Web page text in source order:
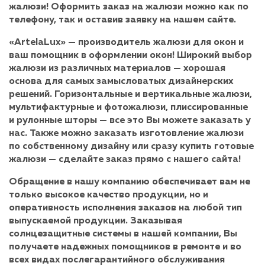
жалюзи! Оформить заказ на жалюзи можно как по
телефону, так и оставив заявку на нашем сайте.
«ArtelaLux» — производитель жалюзи для окон и
ваш помощник в оформлении окон! Широкий выбор
жалюзи из различных материалов — хорошая
основа для самых замысловатых дизайнерских
решений. Горизонтальные и вертикальные жалюзи,
мультифактурные и фотожалюзи, плиссированные
и рулонные шторы — все это Вы можете заказать у
нас. Также можно заказать изготовление жалюзи
по собственному дизайну или сразу купить готовые
жалюзи — сделайте заказ прямо с нашего сайта!
Обращение в нашу компанию обеспечивает вам не
только высокое качество продукции, но и
оперативность исполнения заказов на любой тип
выпускаемой продукции. Заказывая
солнцезащитные системы в нашей компании, Вы
получаете надежных помощников в ремонте и во
всех видах послегарантийного обслуживания